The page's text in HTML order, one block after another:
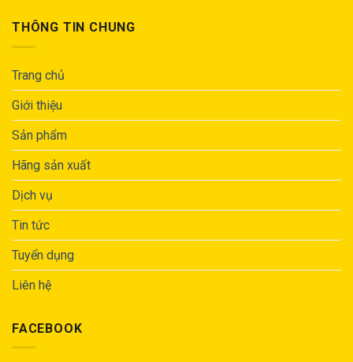
THÔNG TIN CHUNG
Trang chủ
Giới thiệu
Sản phẩm
Hãng sản xuất
Dịch vụ
Tin tức
Tuyển dụng
Liên hệ
FACEBOOK